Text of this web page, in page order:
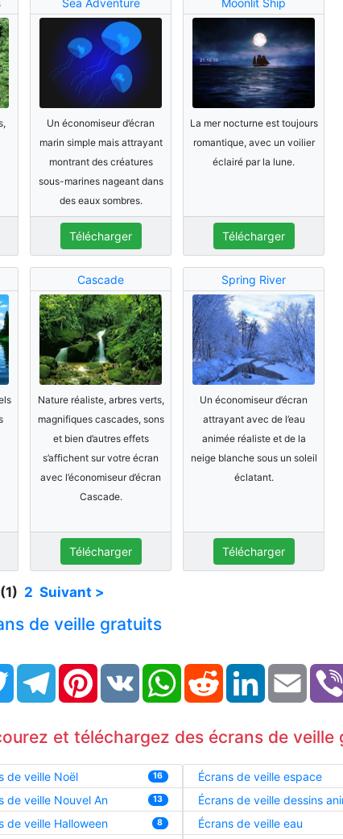
Un économiseur d’écran
marin simple mais attrayant
montrant des créatures
sous-marines nageant dans
des eaux sombres.
Télécharger
La mer nocturne est toujours
romantique, avec un voilier
éclairé par la lune.
Télécharger
Cascade
Nature réaliste, arbres verts,
magnifiques cascades, sons
et bien d’autres effets
s’affichent sur votre écran
avec l’économiseur d’écran
Cascade.
Télécharger
Spring River
Un économiseur d’écran
attrayant avec de l’eau
animée réaliste et de la
neige blanche sous un soleil
éclatant.
Télécharger
2 Suivant >
de veille gratuits
Twitter TelegramPinterestVK WhatsAppReddit LinkedIn Email
et téléchargez des écrans de veille
de veille Noël 16
de veille Nouvel An 13
de veille Halloween 8
Écrans de veille espace
Écrans de veille dessins
Écrans de veille eau